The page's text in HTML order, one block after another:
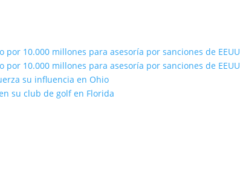
10.000 millones para asesoría por sanciones de EEUU
10.000 millones para asesoría por sanciones de EEUU
su influencia en Ohio
su club de golf en Florida